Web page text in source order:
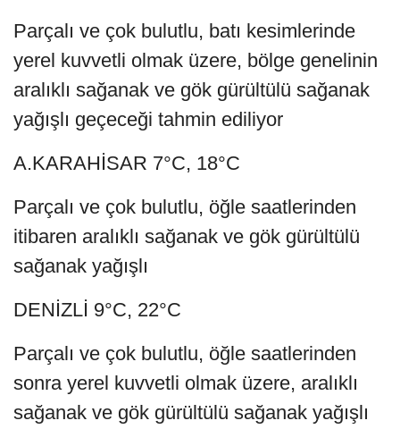
Parçalı ve çok bulutlu, batı kesimlerinde
yerel kuvvetli olmak üzere, bölge genelinin
aralıklı sağanak ve gök gürültülü sağanak
yağışlı geçeceği tahmin ediliyor
A.KARAHİSAR 7°C, 18°C
Parçalı ve çok bulutlu, öğle saatlerinden
itibaren aralıklı sağanak ve gök gürültülü
sağanak yağışlı
DENİZLİ 9°C, 22°C
Parçalı ve çok bulutlu, öğle saatlerinden
sonra yerel kuvvetli olmak üzere, aralıklı
sağanak ve gök gürültülü sağanak yağışlı